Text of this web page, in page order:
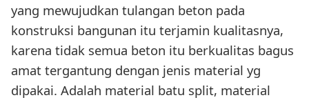
yang mewujudkan tulangan beton pada
konstruksi bangunan itu terjamin kualitasnya,
karena tidak semua beton itu berkualitas bagus
amat tergantung dengan jenis material yg
dipakai. Adalah material batu split, material